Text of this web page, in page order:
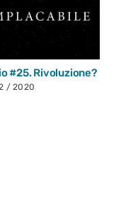
#23. Fare due
con il futuro